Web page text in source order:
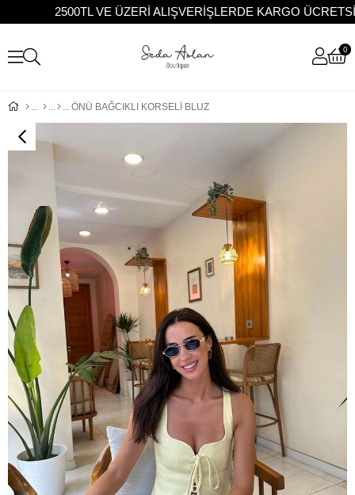
2500TL VE ÜZERİ ALIŞVERİŞLERDE KARGO ÜCRETSİZ!
0
ÖNÜ BAĞCIKLI KORSELİ BLUZ